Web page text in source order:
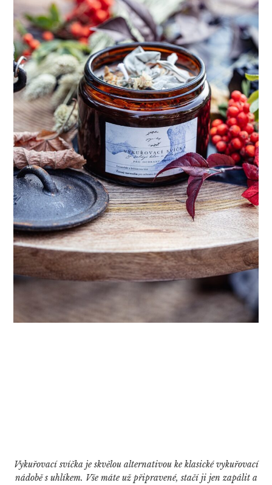
Vykuřovací svíčka je skvělou alternativou ke klasické vykuřovací
nádobě s uhlíkem. Vše máte už připravené, stačí ji jen zapálit a